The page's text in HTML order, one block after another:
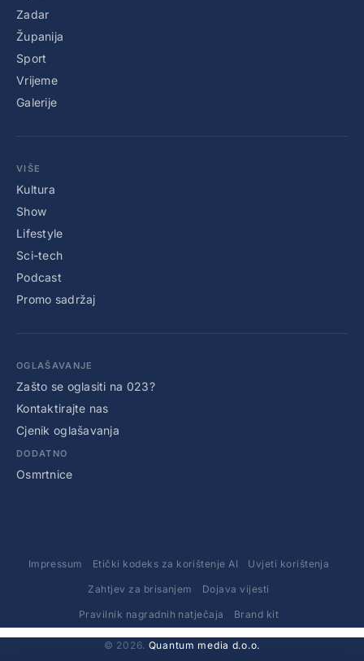
Zadar
Županija
Sport
Vrijeme
Galerije
VIŠE
Kultura
Show
Lifestyle
Sci-tech
Podcast
Promo sadržaj
OGLAŠAVANJE
Zašto se oglasiti na 023?
Kontaktirajte nas
Cjenik oglašavanja
DODATNO
Osmrtnice
Impressum Etički kodeks za korištenje AI Uvjeti korištenja
Zahtjev za brisanjem Dojava vijesti
Pravilnik nagradnih natječaja Brand kit
© 2026. Quantum media d.o.o.